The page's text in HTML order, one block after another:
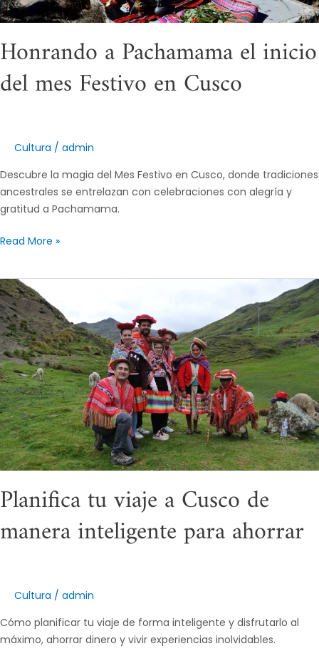
Honrando a Pachamama el inicio
del mes Festivo en Cusco
Cultura / admin
Descubre la magia del Mes Festivo en Cusco, donde tradiciones
ancestrales se entrelazan con celebraciones con alegría y
gratitud a Pachamama.
Read More »
Planifica tu viaje a Cusco de
manera inteligente para ahorrar
Cultura / admin
Cómo planificar tu viaje de forma inteligente y disfrutarlo al
máximo, ahorrar dinero y vivir experiencias inolvidables.
Planifica
tu
viaje
a
Cusco
de
manera
inteligente
para
ahorrar